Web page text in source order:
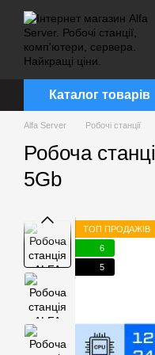
Перейти до основного
Каталог товарів
Alfa Server Робочі станції
Робоча
5Gb
ТОП ПРОДАЖІВ
6
5